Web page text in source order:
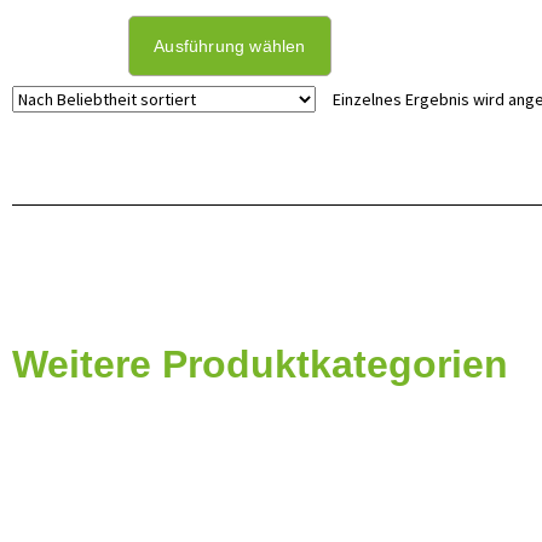
Ausführung wählen
Einzelnes Ergebnis wird
Weitere Produktkategorien